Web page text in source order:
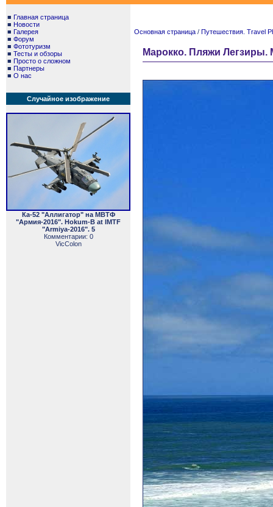
■ Главная страница
■ Новости
■ Галерея
■ Форум
■ Фототуризм
■ Тесты и обзоры
■ Просто о сложном
■ Партнеры
■ О нас
Случайное изображение
Ка-52 "Аллигатор" на МВТФ
"Армия-2016". Hokum-B at IMTF
"Armiya-2016". 5
Комментарии: 0
VicColon
Основная страница / Путешествия. Travel
Марокко. Пляжи Легзиры.